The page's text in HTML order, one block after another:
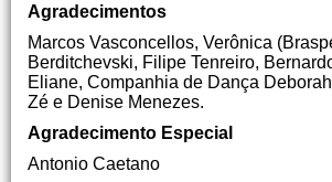
Agradecimentos
Marcos Vasconcellos, Verônica
Berditchevski, Filipe Tenreiro,
Eliane, Companhia de Dança
Zé e Denise Menezes.
Agradecimento Especial
Antonio Caetano